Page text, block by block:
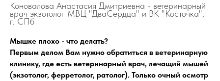
Коновалова Анастасия Дмитриевна - ветеринарный
врач экзотолог МВЦ "ДваСердца" и ВК "Косточка",
г. СПб
Мышке плохо - что делать?
Первым делом Вам нужно обратиться в ветеринарную
клинику, где есть ветеринарный врач, лечащий мышей
(экзотолог, ферретолог, ратолог). Только очный осмотр